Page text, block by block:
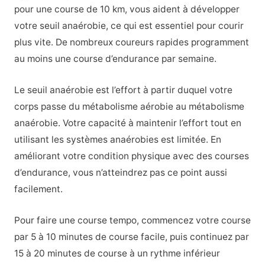
pour une course de 10 km, vous aident à développer
votre seuil anaérobie, ce qui est essentiel pour courir
plus vite. De nombreux coureurs rapides programment
au moins une course d’endurance par semaine.
Le seuil anaérobie est l’effort à partir duquel votre
corps passe du métabolisme aérobie au métabolisme
anaérobie. Votre capacité à maintenir l’effort tout en
utilisant les systèmes anaérobies est limitée. En
améliorant votre condition physique avec des courses
d’endurance, vous n’atteindrez pas ce point aussi
facilement.
Pour faire une course tempo, commencez votre course
par 5 à 10 minutes de course facile, puis continuez par
15 à 20 minutes de course à un rythme inférieur